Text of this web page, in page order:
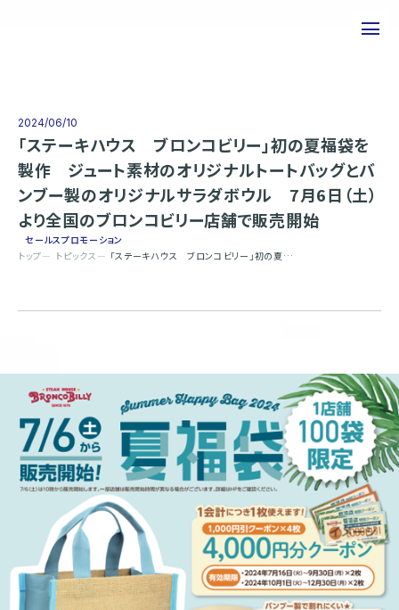
事業について
エピソード
実績紹介
トピックス
企業情報
お問い合わせ
株式会社オンワードホールディングス
株式会社オンワード樫山
オンワードパーソナルスタイル
〒102－8115
東京都千代田区飯田橋二丁目10－10
TEL：03-5226-1333
Copyright(C)2025 Onward Corporate Design CO., Ltd.
個人情報保護方針
電子公告（2024年3月28日以前）
トップ トピックス 「ステーキハウス ブロンコビリー」初の夏福袋を製作 ジュート素材のオリジナルトートバッグとバンブー製のオリジナルサラダボウル 7月6日（土）より全国のブロンコビリー店舗で販売開始
2024/06/10
「ステーキハウス ブロンコビリー」初の夏福袋を
製作 ジュート素材のオリジナルトートバッグとバ
ンブー製のオリジナルサラダボウル 7月6日（土）
より全国のブロンコビリー店舗で販売開始
セールスプロモーション